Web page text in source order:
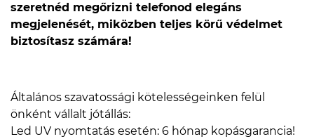
szeretnéd megőrizni telefonod elegáns
megjelenését, miközben teljes körű védelmet
biztosítasz számára!
Általános szavatossági kötelességeinken felül
önként vállalt jótállás:
Led UV nyomtatás esetén: 6 hónap kopásgarancia!